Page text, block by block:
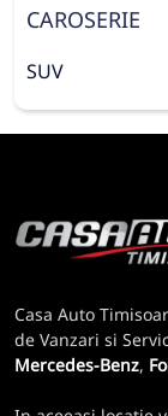
CAROSERIE
SUV
Casa Auto
de Vanzari si
Mercedes-Benz,